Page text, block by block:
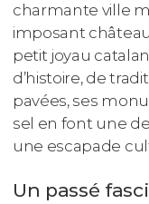
charmante ville
imposant
petit joyau
d’histoire, de
pavées, ses
sel en font une
une escapade
Un passé